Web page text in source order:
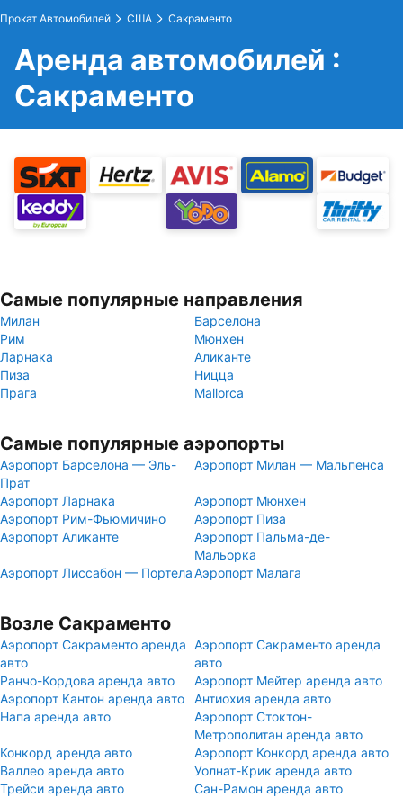
Прокат Автомобилей США Сакраменто
Аренда автомобилей :
Сакраменто
Самые популярные направления
Милан
Барселона
Рим
Мюнхен
Ларнака
Аликанте
Пиза
Ницца
Прага
Mallorca
Самые популярные аэропорты
Аэропорт Барселона — Эль-
Прат
Аэропорт Милан — Мальпенса
Аэропорт Ларнака
Аэропорт Мюнхен
Аэропорт Рим-Фьюмичино
Аэропорт Пиза
Аэропорт Аликанте
Аэропорт Пальма-де-
Мальорка
Аэропорт Лиссабон — ПортелаАэропорт Малага
Возле Сакраменто
Аэропорт Сакраменто аренда
авто
Аэропорт Сакраменто аренда
авто
Ранчо-Кордова аренда авто
Аэропорт Мейтер аренда авто
Аэропорт Кантон аренда авто
Антиохия аренда авто
Напа аренда авто
Аэропорт Стоктон-
Метрополитан аренда авто
Конкорд аренда авто
Аэропорт Конкорд аренда авто
Валлео аренда авто
Уолнат-Крик аренда авто
Трейси аренда авто
Сан-Рамон аренда авто